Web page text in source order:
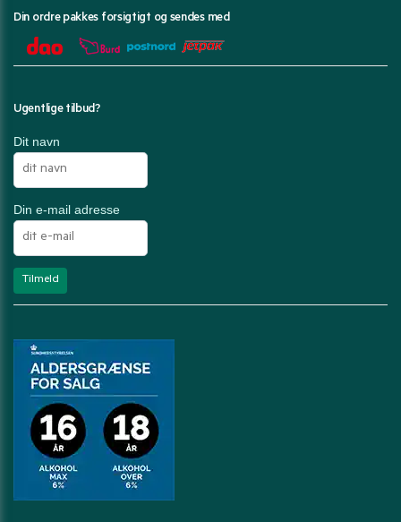
Din ordre pakkes forsigtigt og sendes med
Ugentlige tilbud?
Dit navn
Din e-mail adresse